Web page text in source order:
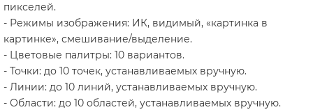
пикселей.
- Режимы изображения: ИК, видимый, «картинка в
картинке», смешивание/выделение.
- Цветовые палитры: 10 вариантов.
- Точки: до 10 точек, устанавливаемых вручную.
- Линии: до 10 линий, устанавливаемых вручную.
- Области: до 10 областей, устанавливаемых вручную.